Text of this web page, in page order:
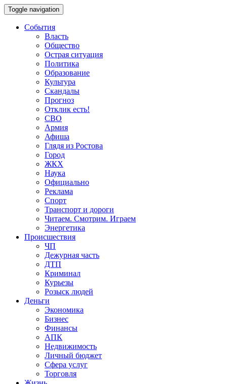
Toggle navigation
События
Власть
Общество
Острая ситуация
Политика
Образование
Культура
Скандалы
Прогноз
Отклик есть!
СВО
Армия
Афиша
Глядя из Ростова
Город
ЖКХ
Наука
Официально
Реклама
Спорт
Транспорт и дороги
Читаем. Смотрим. Играем
Энергетика
Происшествия
ЧП
Дежурная часть
ДТП
Криминал
Курьезы
Розыск людей
Деньги
Экономика
Бизнес
Финансы
АПК
Недвижимость
Личный бюджет
Сфера услуг
Торговля